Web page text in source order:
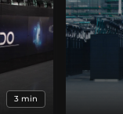
3 min